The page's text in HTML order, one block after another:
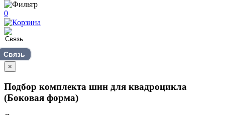
0
Связь
×
Подбор комплекта шин для квадроцикла
(Боковая форма)